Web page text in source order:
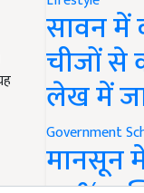
सावन में
चीजों से
लेख में
Government
मानसून